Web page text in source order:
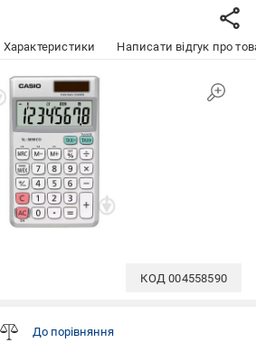
Характеристики Написати відгук про
КОД004558590
До порівняння